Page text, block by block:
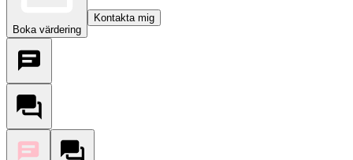
Boka värdering
Kontakta mig